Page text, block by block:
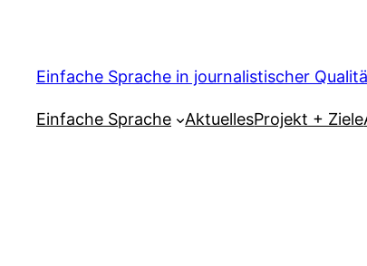
springen
Einfache Sprache in journalistischer
Einfache Sprache AktuellesProjekt + Ziele